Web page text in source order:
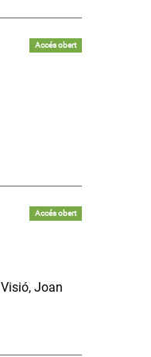
Accés obert
Accés obert
Joan